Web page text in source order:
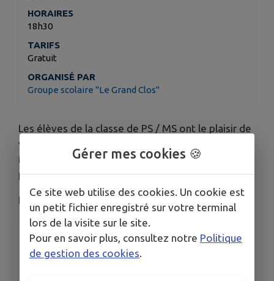
HORAIRES
18h30
TARIFS
Gratuit
ORGANISÉ PAR
Groupe scolaire "Le Grand Clos"
Les élèves de la classe de PS / MS ont le plaisir de
vous présenter leur exposition à l'Atelier 6 rue du
Moulin à Chouzy-sur-Cisse ce vendredi 12 juin à
partir de 18h30.
L'Atelier 6 sera également ouvert le 13 juin de
14h30 à 17h.
Gérer mes cookies 🍪
Ce site web utilise des cookies. Un cookie est
un petit fichier enregistré sur votre terminal
lors de la visite sur le site.
Pour en savoir plus, consultez notre Politique
de gestion des cookies